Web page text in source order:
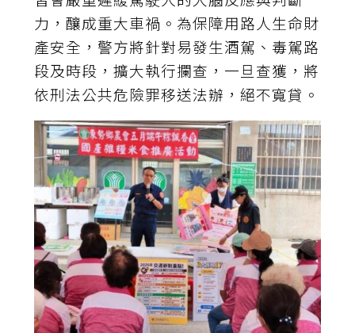
力，釀成重大車禍。為保障用路人生命財
產安全，警方將針對易發生酒駕、毒駕路
段及時段，擴大執行攔查，一旦查獲，將
依刑法公共危險罪移送法辦，絕不寬貸。